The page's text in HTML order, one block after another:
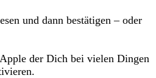
und dann bestätigen – oder
der Dich bei vielen Dingen